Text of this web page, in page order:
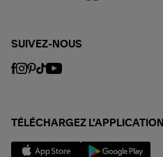
SUIVEZ-NOUS
TÉLÉCHARGEZ L'APPLICATION